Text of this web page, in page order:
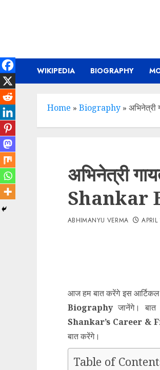
WIKIPEDIA BIOGRAPHY
Home » Biography »
अभिनेत्री
Shankar
ABHIMANYU VERMA
आज हम बात करेंगे इस आर्टिकल
Biographyजानेंगे।
Shankar’s Career &
बात करेंगे।
Table of